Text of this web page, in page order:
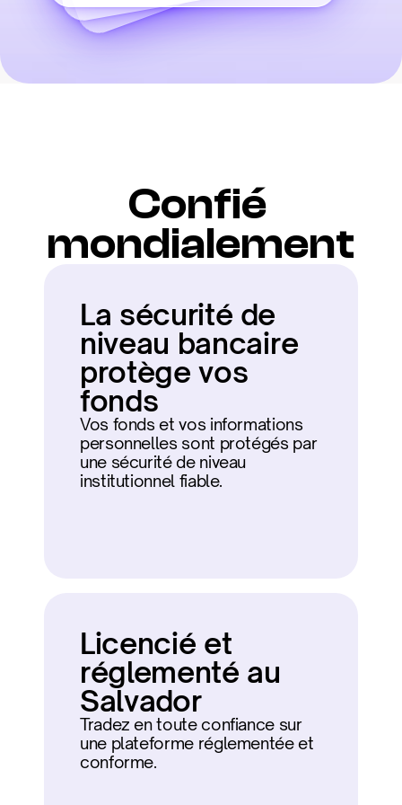
Confié
mondialement
La sécurité de
niveau bancaire
protège vos
fonds
Vos fonds et vos informations
personnelles sont protégés par
une sécurité de niveau
institutionnel fiable.
Licencié et
réglementé au
Salvador
Tradez en toute confiance sur
une plateforme réglementée et
conforme.